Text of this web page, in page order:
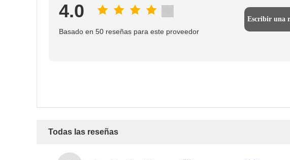
4.0
Basado en 50 reseñas para este proveedor
Escribir una
Todas las reseñas